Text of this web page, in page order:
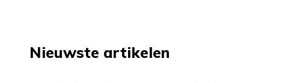
Nieuwste artikelen